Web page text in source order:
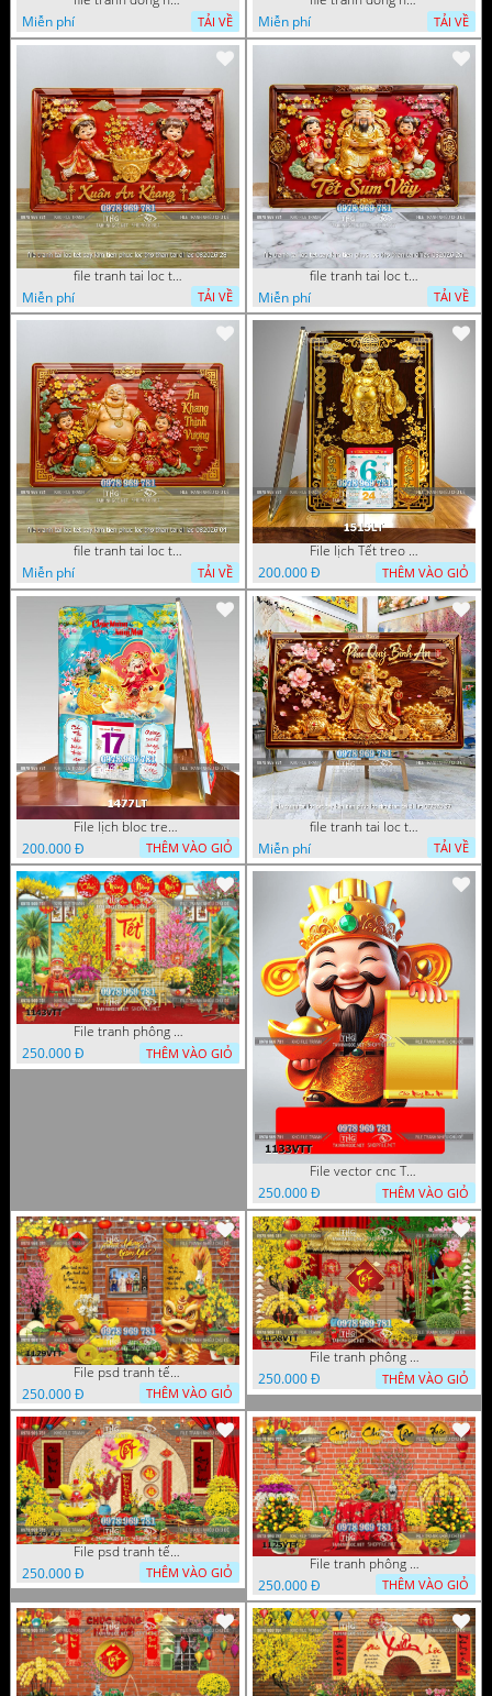
Miễn phí
TẢI VỀ
Miễn phí
TẢI VỀ
file tranh tai loc tet cay kim tien phuc loc tho than tai di lac 082026 28
Miễn phí
TẢI VỀ
file tranh tai loc tet cay kim tien phuc loc tho than tai di lac 082026 20
Miễn phí
TẢI VỀ
file tranh tai loc tet cay kim tien phuc loc tho than tai di lac 082026 04
Miễn phí
TẢI VỀ
File lịch Tết treo tường di lặc vàng gold 1515LT
200.000 Đ
THÊM VÀO GIỎ
File lịch bloc treo tường thần tài cưỡi cá chép thuận buồm xuôi gió 1477LT
200.000 Đ
THÊM VÀO GIỎ
file tranh tai loc tet cay kim tien phuc loc tho than tai di lac 072026 39
Miễn phí
TẢI VỀ
File tranh phông nền background tết chụp hình chụp ảnh tết thần tài mai đào xuân 1143VTT
250.000 Đ
THÊM VÀO GIỎ
File vector cnc Tết thần tài lịch tài lộc cầm vàng tết 1133VTT
250.000 Đ
THÊM VÀO GIỎ
File psd tranh tết năm mới background phông nền tết mai đào bánh tét 1129VTT
250.000 Đ
THÊM VÀO GIỎ
File tranh phông nền background décor tết 1128VTT
250.000 Đ
THÊM VÀO GIỎ
File psd tranh tết năm mới phông nền chụp hình tết décor 1126VTT
250.000 Đ
THÊM VÀO GIỎ
File tranh phông chụp hình tết file background tranh tết 1125VTT
250.000 Đ
THÊM VÀO GIỎ